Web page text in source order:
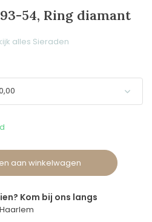
54, Ring diamant
alles Sieraden
aan winkelwagen
Kom bij ons langs
Haarlem